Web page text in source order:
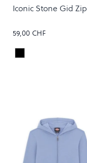
Iconic Stone Gid Zip
59,00 CHF
Colour
Black